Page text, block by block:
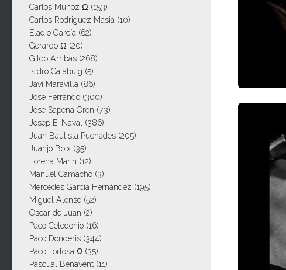
Carlos Muñoz Ω (153)
Carlos Rodriguez Masia (10)
Eladio García (62)
Gerardo Ω (20)
Gildo Arribas (268)
Isidro Calabuig (5)
Javi Maravilla (86)
Jose Ferrando (300)
Jose Sapena Oron (73)
Josep E. Naval (386)
Juan Bautista Puchades (205)
Juanjo Boix (35)
Lorena Marín (12)
Manuel Camacho (3)
Mercedes García Hernández (195)
Miguel Alonso (52)
Oscar de Juan (2)
Paco Celedonio (16)
Paco Donderis (344)
Paco Tortosa Ω (35)
Pascual Benavent (11)